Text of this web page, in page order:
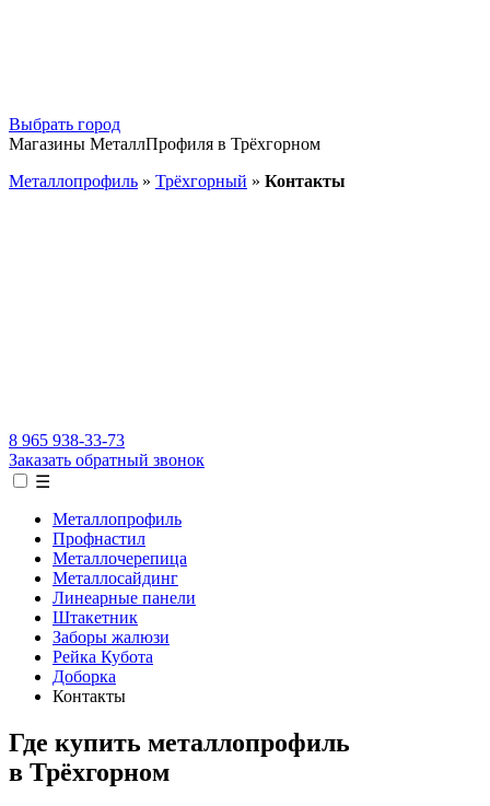
Выбрать город
Магазины МеталлПрофиля в Трёхгорном
Металлопрофиль » Трёхгорный » Контакты
8 965 938-33-73
Заказать обратный звонок
☰
Металлопрофиль
Профнастил
Металлочерепица
Металлосайдинг
Линеарные панели
Штакетник
Заборы жалюзи
Рейка Кубота
Доборка
Контакты
Где купить металлопрофиль
в Трёхгорном